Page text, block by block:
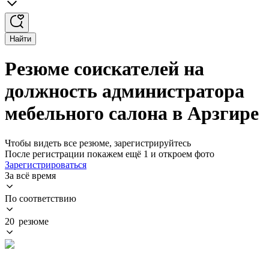
Найти
Резюме соискателей на
должность администратора
мебельного салона в Арзгире
Чтобы видеть все резюме, зарегистрируйтесь
После регистрации покажем ещё 1 и откроем фото
Зарегистрироваться
За всё время
По соответствию
20 резюме